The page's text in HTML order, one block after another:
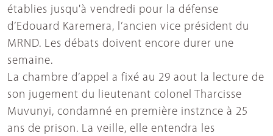
établies jusqu'à vendredi pour la défense
d’Edouard Karemera, l’ancien vice président du
MRND. Les débats doivent encore durer une
semaine.
La chambre d’appel a fixé au 29 aout la lecture de
son jugement du lieutenant colonel Tharcisse
Muvunyi, condamné en première instznce à 25
ans de prison. La veille, elle entendra les